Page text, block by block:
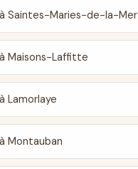
Saintes-Maries-de-la-Mer
Maisons-Laffitte
Lamorlaye
Montauban